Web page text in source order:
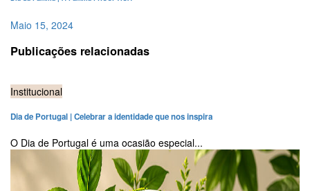
Maio 15, 2024
Publicações relacionadas
Institucional
Dia de Portugal | Celebrar a identidade que nos inspira
O Dia de Portugal é uma ocasião especial...